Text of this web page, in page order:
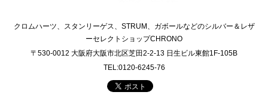
クロムハーツ、スタンリーゲス、STRUM、ガボールなどのシルバー＆レザ
ーセレクトショップCHRONO
〒530-0012 大阪府大阪市北区芝田2-2-13 日生ビル東館1F-105B
TEL:0120-6245-76